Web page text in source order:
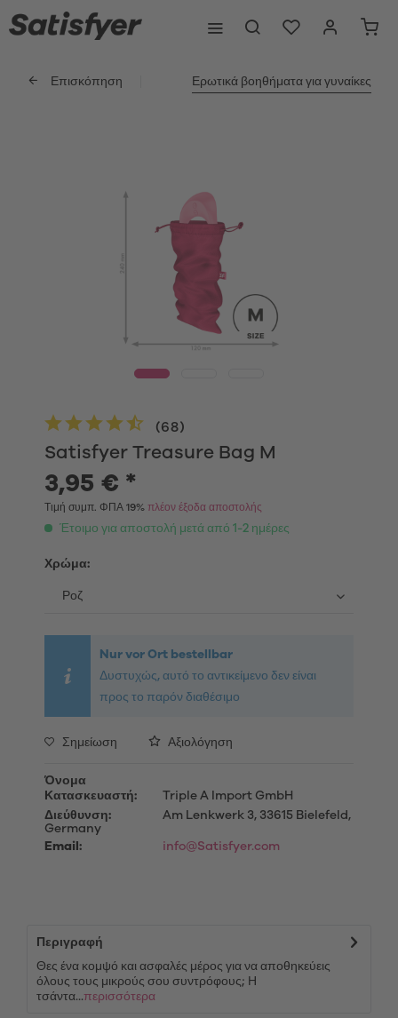
Επισκόπηση Ερωτικά βοηθήματα για γυναίκες
Satisfyer Treasure Bag M
(68)
3,95 € *
Τιμή συμπ. ΦΠΑ 19% πλέον έξοδα αποστολής
Έτοιμο για αποστολή μετά από 1-2 ημέρες
Χρώμα:
Nur vor Ort bestellbar
Δυστυχώς, αυτό το αντικείμενο δεν είναι
προς το παρόν διαθέσιμο
Σημείωση Αξιολόγηση
Όνομα
Κατασκευαστή:
Triple A Import GmbH
Διεύθυνση:
Am Lenkwerk 3, 33615 Bielefeld,
Germany
Email:
info@Satisfyer.com
Περιγραφή
Θες ένα κομψό και ασφαλές μέρος για να αποθηκεύεις
όλους τους μικρούς σου συντρόφους; Η
τσάντα...περισσότερα